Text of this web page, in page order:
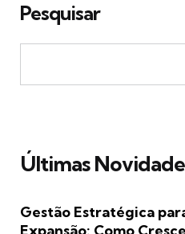
Pesquisar
Últimas
Gestão Estratégica